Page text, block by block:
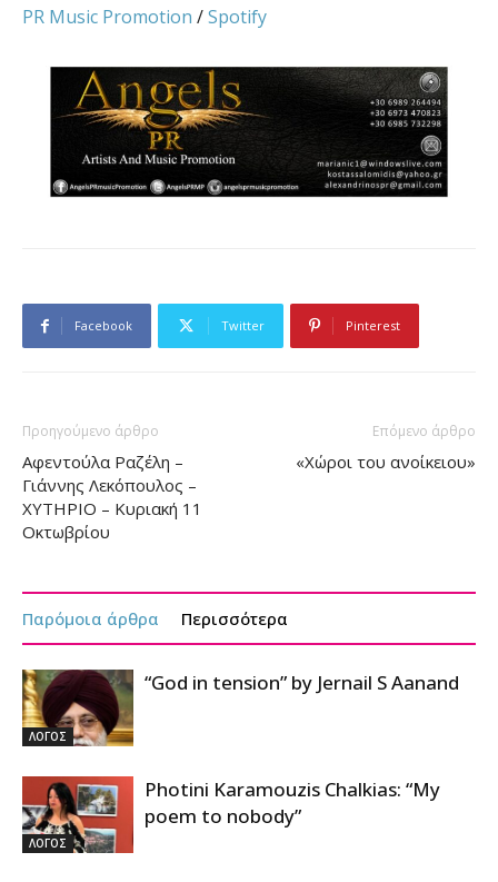
PR Music Promotion /Spotify
Facebook Twitter Pinterest
Προηγούμενο άρθρο
Αφεντούλα Ραζέλη –
Γιάννης Λεκόπουλος –
ΧΥΤΗΡΙΟ – Kυριακή 11
Οκτωβρίου
Επόμενο άρθρο
«Χώροι του ανοίκειου»
Παρόμοια άρθρα Περισσότερα
ΛΟΓΟΣ
“God in tension” by Jernail S Aanand
ΛΟΓΟΣ
Photini Karamouzis Chalkias: “My
poem to nobody”